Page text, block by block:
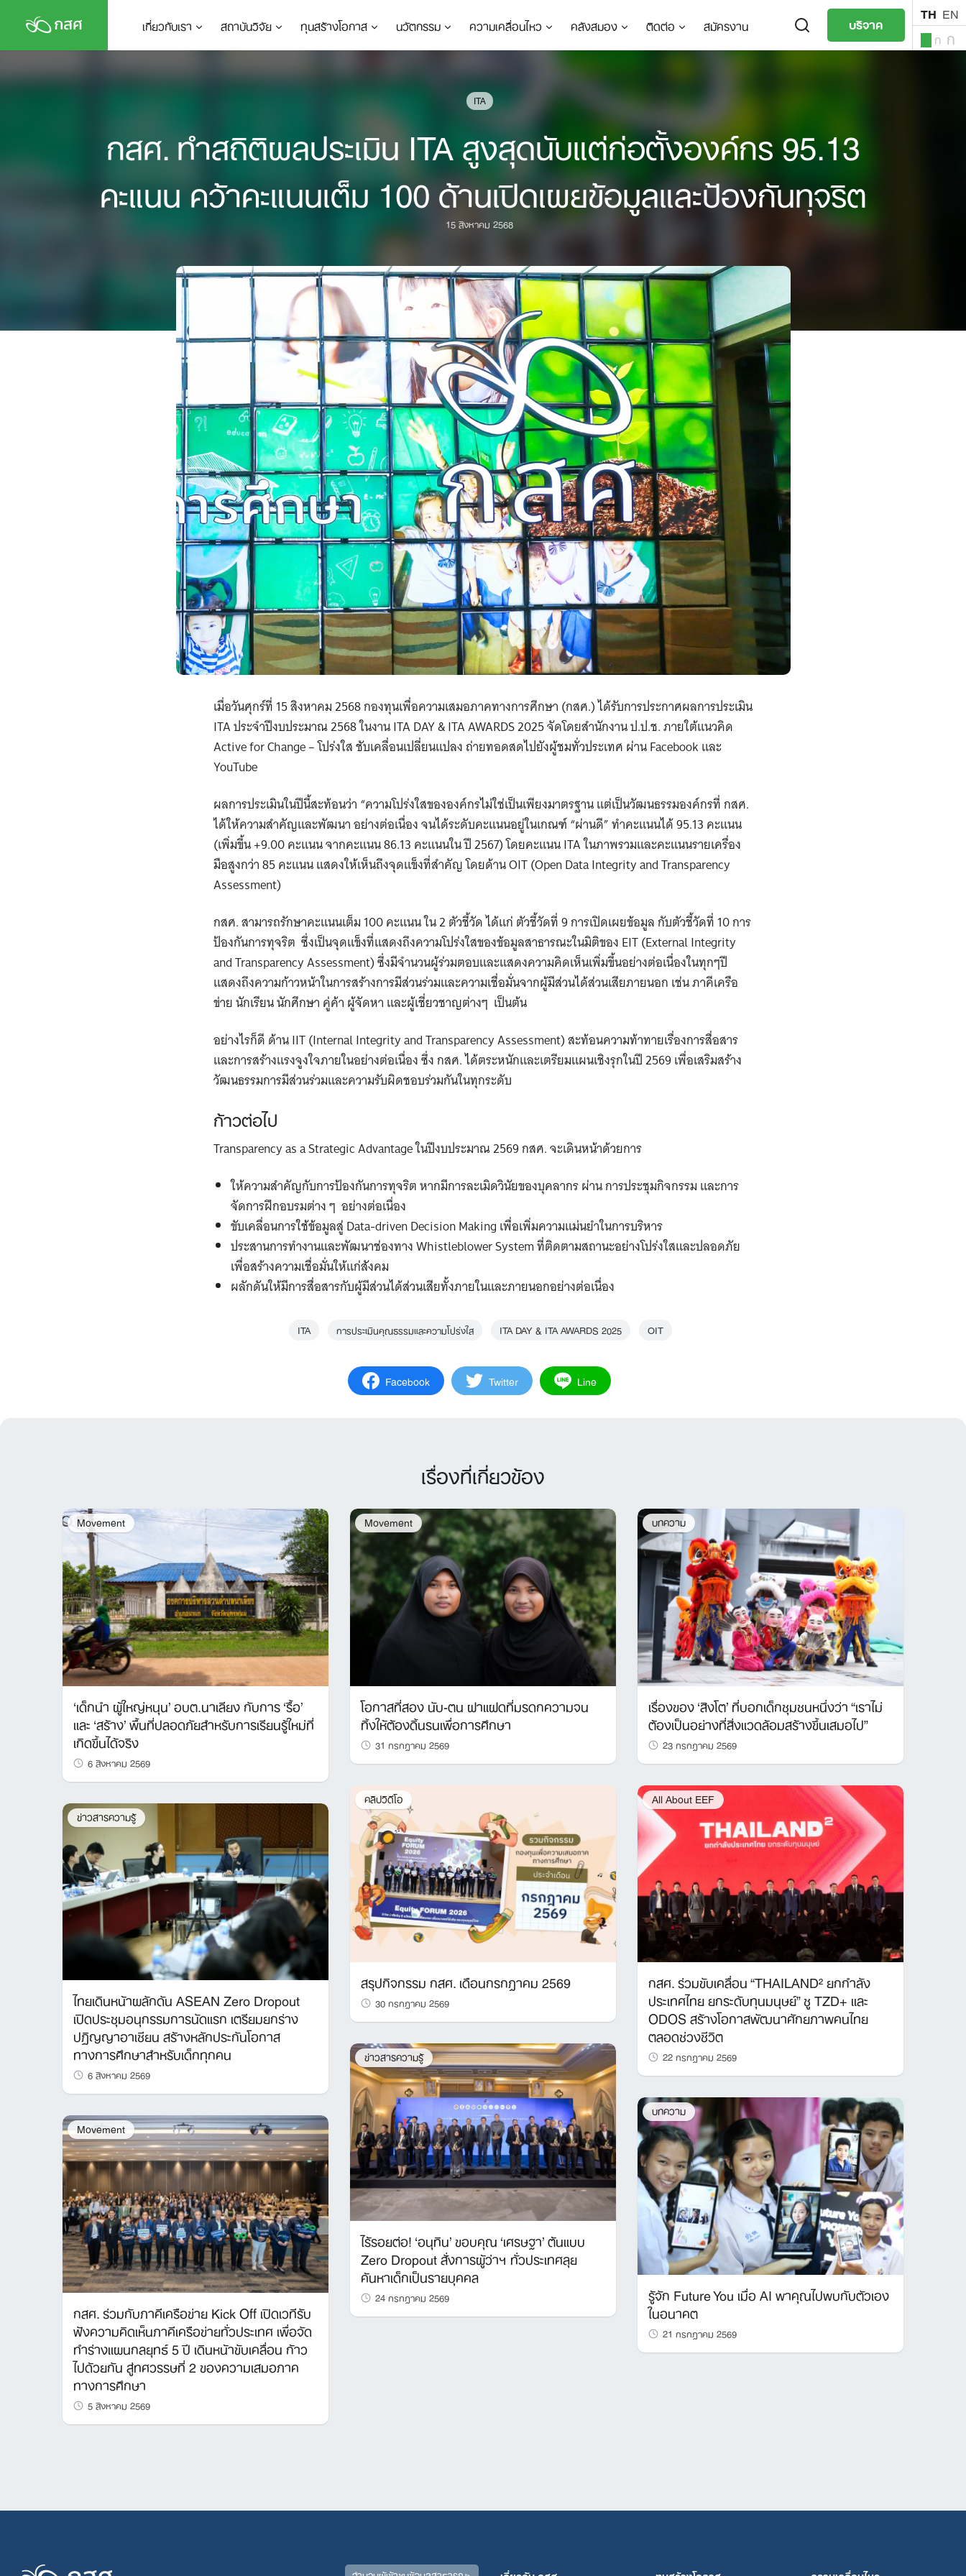
content
เกี่ยวกับเรา สถาบันวิจัย ทุนสร้างโอกาส นวัตกรรม ความเคลื่อนไหว คลังสมอง ติดต่อ สมัครงาน บริจาค TH EN
ก ก
Search
for:
ITA
กสศ. ทำสถิติผลประเมิน ITA สูงสุดนับแต่ก่อตั้งองค์กร 95.13
คะแนน คว้าคะแนนเต็ม 100 ด้านเปิดเผยข้อมูลและป้องกันทุจริต
15 สิงหาคม 2568
เมื่อวันศุกร์ที่ 15 สิงหาคม 2568 กองทุนเพื่อความเสมอภาคทางการศึกษา (กสศ.) ได้รับการประกาศผลการประเมิน
ITA ประจำปีงบประมาณ 2568 ในงาน ITA DAY & ITA AWARDS 2025 จัดโดยสำนักงาน ป.ป.ช. ภายใต้แนวคิด
Active for Change – โปร่งใส ชับเคลื่อนเปลี่ยนแปลง ถ่ายทอดสดไปยังผู้ชมทั่วประเทศ ผ่าน Facebook และ
YouTube
ผลการประเมินในปีนี้สะท้อนว่า “ความโปร่งใสขององค์กรไม่ใช่เป็นเพียงมาตรฐาน แต่เป็นวัฒนธรรมองค์กรที่ กสศ.
ได้ให้ความสำคัญและพัฒนา อย่างต่อเนื่อง จนได้ระดับคะแนนอยู่ในเกณฑ์ “ผ่านดี” ทำคะแนนได้ 95.13 คะแนน
(เพิ่มขึ้น +9.00 คะแนน จากคะแนน 86.13 คะแนนใน ปี 2567) โดยคะแนน ITA ในภาพรวมและคะแนนรายเครื่อง
มือสูงกว่า 85 คะแนน แสดงให้เห็นถึงจุดแข็งที่สำคัญ โดยด้าน OIT (Open Data Integrity and Transparency
Assessment)
กสศ. สามารถรักษาคะแนนเต็ม 100 คะแนน ใน 2 ตัวชี้วัด ได้แก่ ตัวชี้วัดที่ 9 การเปิดเผยข้อมูล กับตัวชี้วัดที่ 10 การ
ป้องกันการทุจริต ซึ่งเป็นจุดแข็งที่แสดงถึงความโปร่งใสของข้อมูลสาธารณะในมิติของ EIT (External Integrity
and Transparency Assessment) ซึ่งมีจำนวนผู้ร่วมตอบและแสดงความคิดเห็นเพิ่มขึ้นอย่างต่อเนื่องในทุกๆปี
แสดงถึงความก้าวหน้าในการสร้างการมีส่วนร่วมและความเชื่อมั่นจากผู้มีส่วนได้ส่วนเสียภายนอก เช่น ภาคีเครือ
ข่าย นักเรียน นักศึกษา คู่ค้า ผู้จัดหา และผู้เชี่ยวชาญต่างๆ เป็นต้น
อย่างไรก็ดี ด้าน IIT (Internal Integrity and Transparency Assessment) สะท้อนความท้าทายเรื่องการสื่อสาร
และการสร้างแรงจูงใจภายในอย่างต่อเนื่อง ซึ่ง กสศ. ได้ตระหนักและเตรียมแผนเชิงรุกในปี 2569 เพื่อเสริมสร้าง
วัฒนธรรมการมีส่วนร่วมและความรับผิดชอบร่วมกันในทุกระดับ
ก้าวต่อไป
Transparency as a Strategic Advantage ในปีงบประมาณ 2569 กสศ. จะเดินหน้าด้วยการ
ให้ความสำคัญกับการป้องกันการทุจริต หากมีการละเมิดวินัยของบุคลากร ผ่าน การประชุมกิจกรรม และการ
จัดการฝึกอบรมต่าง ๆ อย่างต่อเนื่อง
ขับเคลื่อนการใช้ข้อมูลสู่ Data-driven Decision Making เพื่อเพิ่มความแม่นยำในการบริหาร
ประสานการทำงานและพัฒนาช่องทาง Whistleblower System ที่ติดตามสถานะอย่างโปร่งใสและปลอดภัย
เพื่อสร้างความเชื่อมั่นให้แก่สังคม
ผลักดันให้มีการสื่อสารกับผู้มีส่วนได้ส่วนเสียทั้งภายในและภายนอกอย่างต่อเนื่อง
ITA การประเมินคุณธรรมและความโปร่งใส ITA DAY & ITA AWARDS 2025 OIT
Facebook Twitter Line
เรื่องที่เกี่ยวข้อง
Movement
‘เด็กนำ ผู้ใหญ่หนุน’ อบต.นาเลียง กับการ ‘รื้อ’
และ ‘สร้าง’ พื้นที่ปลอดภัยสำหรับการเรียนรู้ใหม่ที่
เกิดขึ้นได้จริง
6 สิงหาคม 2569
ข่าวสารความรู้
ไทยเดินหน้าผลักดัน ASEAN Zero Dropout
เปิดประชุมอนุกรรมการนัดแรก เตรียมยกร่าง
ปฏิญญาอาเซียน สร้างหลักประกันโอกาส
ทางการศึกษาสำหรับเด็กทุกคน
6 สิงหาคม 2569
Movement
กสศ. ร่วมกับภาคีเครือข่าย Kick Off เปิดเวทีรับ
ฟังความคิดเห็นภาคีเครือข่ายทั่วประเทศ เพื่อจัด
ทำร่างแผนกลยุทธ์ 5 ปี เดินหน้าขับเคลื่อน ก้าว
ไปด้วยกัน สู่ทศวรรษที่ 2 ของความเสมอภาค
ทางการศึกษา
5 สิงหาคม 2569
Movement
โอกาสที่สอง นับ-ตน ฝาแฝดที่มรดกความจน
ทิ้งให้ต้องดิ้นรนเพื่อการศึกษา
31 กรกฎาคม 2569
คลิปวิดีโอ
สรุปกิจกรรม กสศ. เดือนกรกฎาคม 2569
30 กรกฎาคม 2569
ข่าวสารความรู้
ไร้รอยต่อ! ‘อนุทิน’ ขอบคุณ ‘เศรษฐา’ ต้นแบบ
Zero Dropout สั่งการผู้ว่าฯ ทั่วประเทศลุย
ค้นหาเด็กเป็นรายบุคคล
24 กรกฎาคม 2569
บทความ
เรื่องของ ‘สิงโต’ ที่บอกเด็กชุมชนหนึ่งว่า “เราไม่
ต้องเป็นอย่างที่สิ่งแวดล้อมสร้างขึ้นเสมอไป”
23 กรกฎาคม 2569
All About EEF
กสศ. ร่วมขับเคลื่อน “THAILAND² ยกกำลัง
ประเทศไทย ยกระดับทุนมนุษย์” ชู TZD+ และ
ODOS สร้างโอกาสพัฒนาศักยภาพคนไทย
ตลอดช่วงชีวิต
22 กรกฎาคม 2569
บทความ
รู้จัก Future You เมื่อ AI พาคุณไปพบกับตัวเอง
ในอนาคต
21 กรกฎาคม 2569